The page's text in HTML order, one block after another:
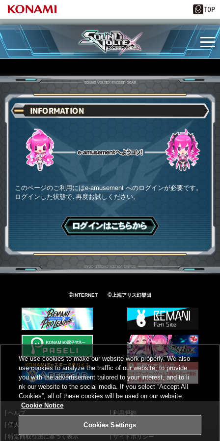
INFORMATION
このページのご利用にはe-amusement へのログインが必要です。
ログインした状態で､再度お試しください。
ログインはこちら
©INTERNET ©上海アリス幻樂団
ヘルプ
利用規約
個人情報等保護方針
外部送信について
特定商取引法に基づく表示
サイトポリシー
We use cookies to make our website work properly. We also
use cookies to analyze the traffic of our website, to provide
you with the advertisement tailored to your interest, and to li
nk our website to the social media. If you select “Accept All
Cookies”, all of these cookies will be used on our website.
Cookie Notice
Cookies Settings